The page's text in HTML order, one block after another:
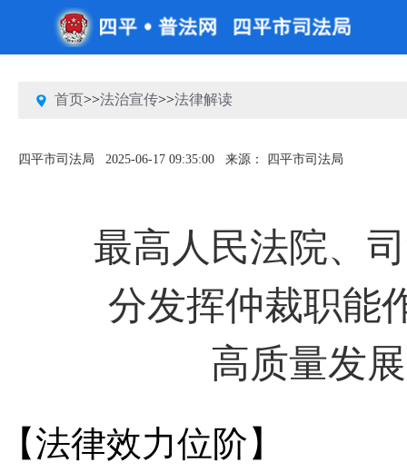
首页>>法治宣传>>法律解读
四平市司法局 2025-06-17 09:35:00 来源： 四平市司法局
最高人民法院、
分发挥仲裁职能
高质量发
【法律效力位阶】